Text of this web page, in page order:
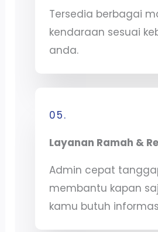
Tersedia berbagai
kendaraan sesuai
anda.
05.
Layanan Ramah &
Admin cepat
membantu kapan
kamu butuh